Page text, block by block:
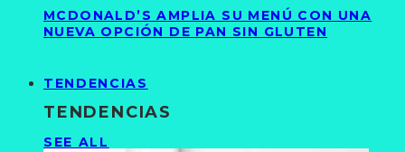
MCDONALD’S AMPLIA SU MENÚ CON UNA
NUEVA OPCIÓN DE PAN SIN GLUTEN
TENDENCIAS
TENDENCIAS
SEE ALL